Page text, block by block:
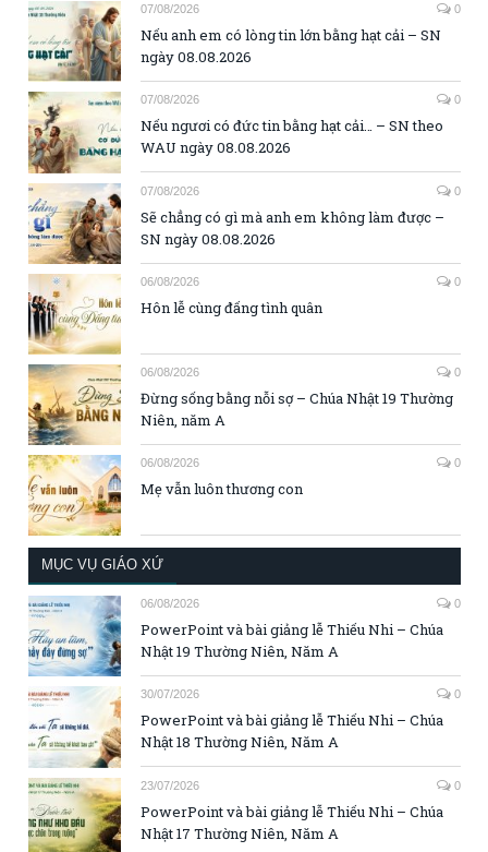
07/08/2026 0
Nếu anh em có lòng tin lớn bằng hạt cải – SN
ngày 08.08.2026
07/08/2026 0
Nếu ngươi có đức tin bằng hạt cải… – SN theo
WAU ngày 08.08.2026
07/08/2026 0
Sẽ chẳng có gì mà anh em không làm được –
SN ngày 08.08.2026
06/08/2026 0
Hôn lễ cùng đấng tình quân
06/08/2026 0
Đừng sống bằng nỗi sợ – Chúa Nhật 19 Thường
Niên, năm A
06/08/2026 0
Mẹ vẫn luôn thương con
MỤC VỤ GIÁO XỨ
06/08/2026 0
PowerPoint và bài giảng lễ Thiếu Nhi – Chúa
Nhật 19 Thường Niên, Năm A
30/07/2026 0
PowerPoint và bài giảng lễ Thiếu Nhi – Chúa
Nhật 18 Thường Niên, Năm A
23/07/2026 0
PowerPoint và bài giảng lễ Thiếu Nhi – Chúa
Nhật 17 Thường Niên, Năm A